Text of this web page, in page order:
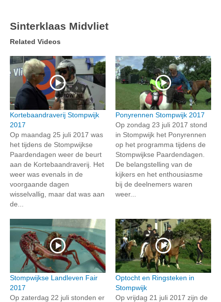
Sinterklaas Midvliet
Related Videos
Kortebaandraverij Stompwijk
2017
Op maandag 25 juli 2017 was
het tijdens de Stompwijkse
Paardendagen weer de beurt
aan de Kortebaandraverij. Het
weer was evenals in de
voorgaande dagen
wisselvallig, maar dat was aan
de...
Ponyrennen Stompwijk 2017
Op zondag 23 juli 2017 stond
in Stompwijk het Ponyrennen
op het programma tijdens de
Stompwijkse Paardendagen.
De belangstelling van de
kijkers en het enthousiasme
bij de deelnemers waren
weer...
Stompwijkse Landleven Fair
2017
Op zaterdag 22 juli stonden er
Optocht en Ringsteken in
Stompwijk
Op vrijdag 21 juli 2017 zijn de